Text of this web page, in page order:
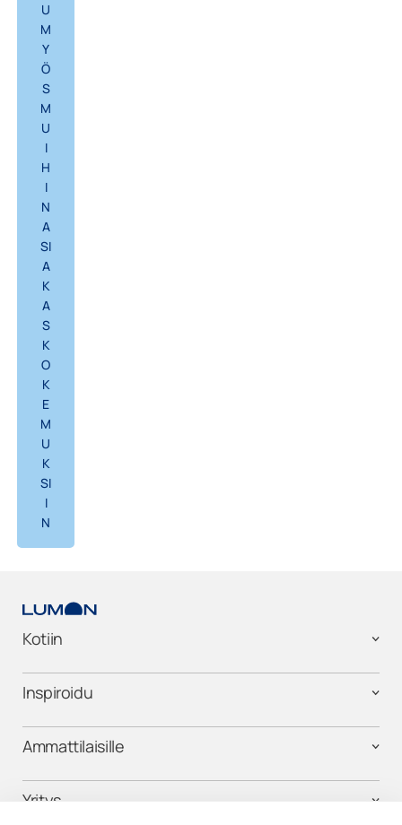
U
M
Y
Ö
S
M
U
I
H
I
N
A
SI
A
K
A
S
K
O
K
E
M
U
K
SI
I
N
Kotiin
Inspiroidu
Ammattilaisille
Yritys